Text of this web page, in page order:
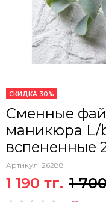
СКИДКА 30%
Сменные
маникюра L/
вспененные
Артикул: 26288
1 190 тг. 1